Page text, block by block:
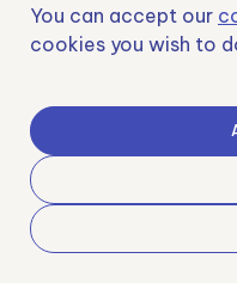
Samoving, S.L. En el marco del
de ICEX y con la cofinanciación
apoyo es contribuir al desarrollo
Una
You can accept our
cookies you wish to